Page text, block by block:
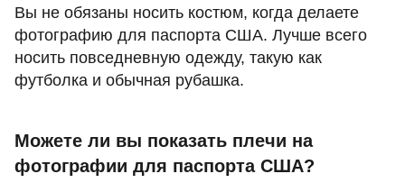
Вы не обязаны носить костюм, когда делаете
фотографию для паспорта США. Лучше всего
носить повседневную одежду, такую как
футболка и обычная рубашка.
Можете ли вы показать плечи на
фотографии для паспорта США?